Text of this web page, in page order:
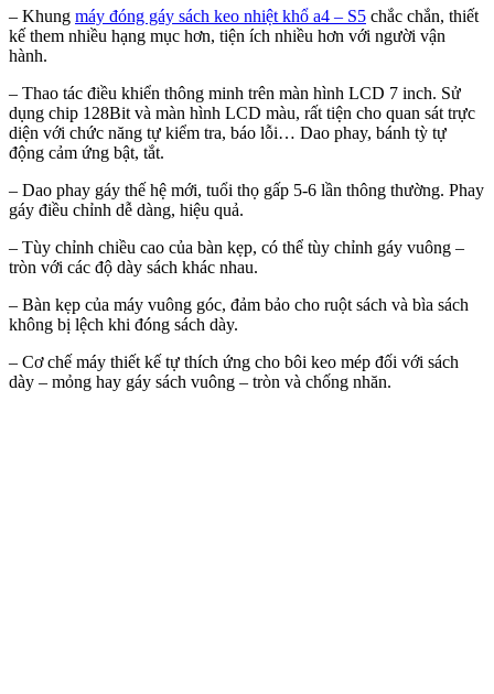
– Khung máy đóng gáy sách keo nhiệt khổ a4 – S5 chắc chắn, thiết
kế them nhiều hạng mục hơn, tiện ích nhiều hơn với người vận
hành.
– Thao tác điều khiển thông minh trên màn hình LCD 7 inch. Sử
dụng chip 128Bit và màn hình LCD màu, rất tiện cho quan sát trực
diện với chức năng tự kiểm tra, báo lỗi… Dao phay, bánh tỳ tự
động cảm ứng bật, tắt.
– Dao phay gáy thế hệ mới, tuổi thọ gấp 5-6 lần thông thường. Phay
gáy điều chỉnh dễ dàng, hiệu quả.
– Tùy chỉnh chiều cao của bàn kẹp, có thể tùy chỉnh gáy vuông –
tròn với các độ dày sách khác nhau.
– Bàn kẹp của máy vuông góc, đảm bảo cho ruột sách và bìa sách
không bị lệch khi đóng sách dày.
– Cơ chế máy thiết kế tự thích ứng cho bôi keo mép đối­ với sách
dày – mỏng hay gáy sách vuông – tròn và chống nhăn.